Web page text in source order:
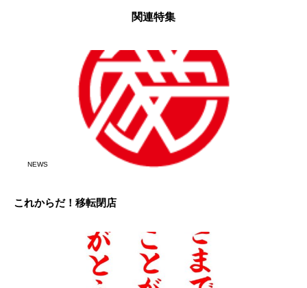
関連特集
NEWS
これからだ！移転閉店